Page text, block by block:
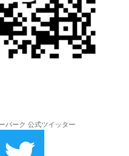
パーク 公式ツイッター